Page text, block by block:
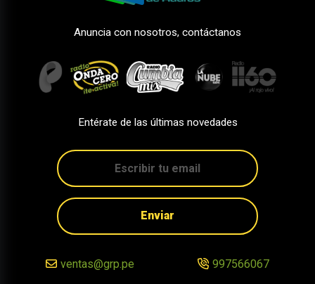
Anuncia con nosotros, contáctanos
Entérate de las últimas novedades
Enviar
ventas@grp.pe 997566067